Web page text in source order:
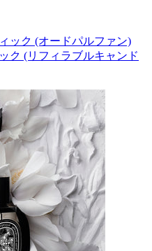
ック (オードパルファン)
ク (リフィラブルキャンド